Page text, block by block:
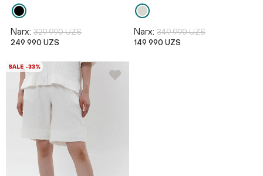
Narx: 329 990 UZS
249 990 UZS
Narx: 349 990 UZS
149 990 UZS
SALE -33%